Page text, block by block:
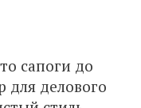
сапоги до
для делового